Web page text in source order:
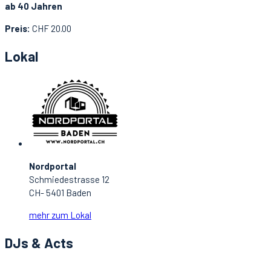
ab 40 Jahren
Preis: CHF 20.00
Lokal
Nordportal
Schmiedestrasse 12
CH- 5401 Baden
mehr zum Lokal
DJs & Acts